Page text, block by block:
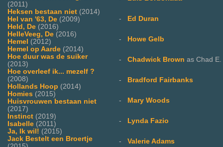
(2011)
Heksen bestaan niet (2014)
Hel van '63, De (2009)
Held, De (2016)
HelleVeeg, De (2016)
Hemel (2012)
Hemel op Aarde (2014)
Hoe duur was de suiker
(2013)
Hoe overleef ik... mezelf ?
(2008)
Hollands Hoop (2014)
Homies (2015)
Huisvrouwen bestaan niet
(2017)
Instinct (2019)
Isabelle (2011)
Ja, Ik wil! (2015)
Jack Bestelt een Broertje
- Ed Duran
- Howe Gelb
- Chadwick Brown as Chad
- Bradford Fairbanks
- Mary Woods
- Lynda Fazio
- Valerie Adams